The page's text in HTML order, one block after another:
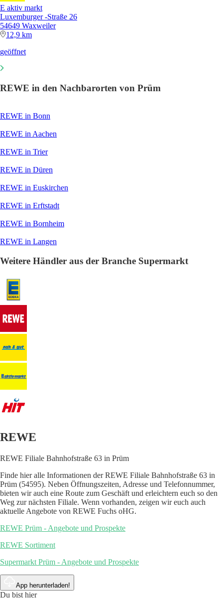
E aktiv markt
Luxemburger -Straße 26
54649 Waxweiler
12,9 km
geöffnet
REWE in den Nachbarorten von Prüm
REWE in Bonn
REWE in Aachen
REWE in Trier
REWE in Düren
REWE in Euskirchen
REWE in Erftstadt
REWE in Bornheim
REWE in Langen
Weitere Händler aus der Branche Supermarkt
REWE
REWE Filiale Bahnhofstraße 63 in Prüm
Finde hier alle Informationen der REWE Filiale Bahnhofstraße 63 in
Prüm (54595). Neben Öffnungszeiten, Adresse und Telefonnummer,
bieten wir auch eine Route zum Geschäft und erleichtern euch so den
Weg zur nächsten Filiale. Wenn vorhanden, zeigen wir euch auch
aktuelle Angebote von REWE Fuchs oHG.
REWE Prüm - Angebote und Prospekte
REWE Sortiment
Supermarkt Prüm - Angebote und Prospekte
App herunterladen!
Du bist hier